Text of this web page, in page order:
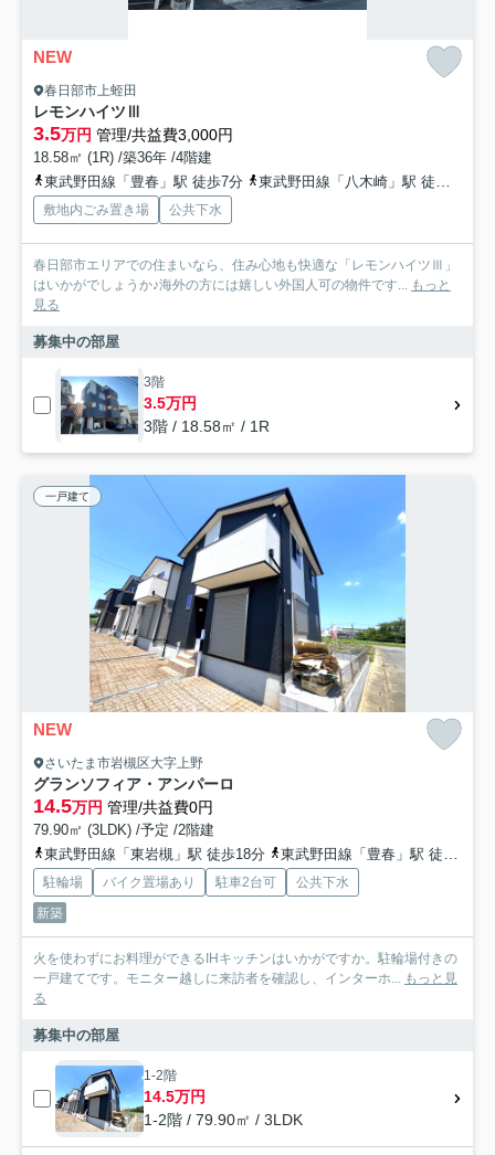
NEW
春日部市上蛭田
レモンハイツⅢ
3.5万円 管理/共益費3,000円
18.58㎡ (1R) /築36年 /4階建
東武野田線「豊春」駅 徒歩7分
東武野田線「八木崎」駅 徒歩24分
敷地内ごみ置き場 公共下水
春日部市エリアでの住まいなら、住み心地も快適な「レモンハイツⅢ」
はいかがでしょうか♪海外の方には嬉しい外国人可の物件です... もっと
見る
募集中の部屋
3階
3.5万円
3階 / 18.58㎡ / 1R
一戸建て
NEW
さいたま市岩槻区大字上野
グランソフィア・アンパーロ
14.5万円 管理/共益費0円
79.90㎡ (3LDK) /予定 /2階建
東武野田線「東岩槻」駅 徒歩18分
東武野田線「豊春」駅 徒歩28分
駐輪場 バイク置場あり 駐車2台可
公共下水
新築
火を使わずにお料理ができるIHキッチンはいかがですか。駐輪場付きの
一戸建てです。モニター越しに来訪者を確認し、インターホ... もっと見
る
募集中の部屋
1-2階
14.5万円
1-2階 / 79.90㎡ / 3LDK